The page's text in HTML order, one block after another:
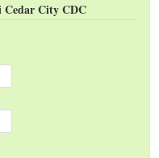
Cedar City CDC